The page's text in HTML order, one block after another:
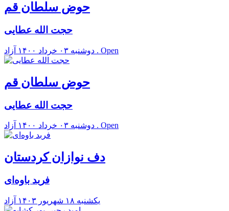
حوض سلطان قم
حجت الله عطایی
دوشنبه ۰۳ خرداد ۱۴۰۰ آزاد . Open
حوض سلطان قم
حجت الله عطایی
دوشنبه ۰۳ خرداد ۱۴۰۰ آزاد . Open
دف نوازان کردستان
فربد باوه‌ای
يکشنبه ۱۸ شهريور ۱۴۰۳ آزاد